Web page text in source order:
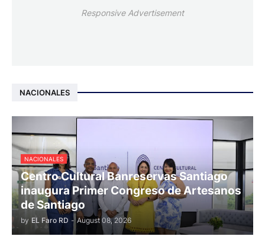
Responsive Advertisement
NACIONALES
NACIONALES
Centro Cultural Banreservas Santiago
inaugura Primer Congreso de Artesanos
de Santiago
by EL Faro RD - August 08, 2026